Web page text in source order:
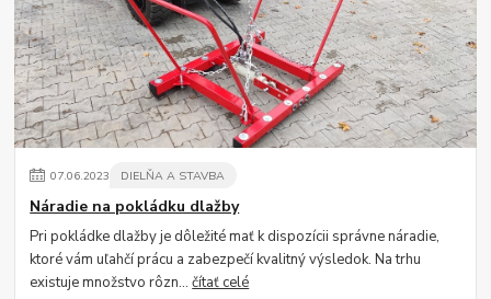
07.06.2023 DIELŇA A STAVBA
Náradie na pokládku dlažby
Pri pokládke dlažby je dôležité mať k dispozícii správne náradie,
ktoré vám uľahčí prácu a zabezpečí kvalitný výsledok. Na trhu
existuje množstvo rôzn...čítať celé